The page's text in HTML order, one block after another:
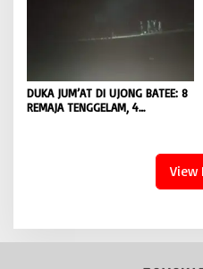
DUKA JUM’AT DI UJONG BATEE: 8
REMAJA TENGGELAM, 4
View